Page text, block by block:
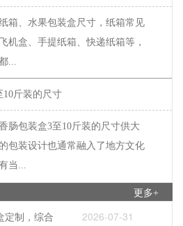
多少
彩页印刷尺寸是多少？常见彩页
更多+
定制，综合 2026-07-31